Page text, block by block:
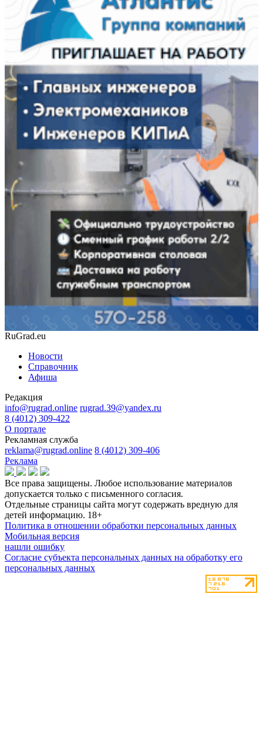
RuGrad.eu
Новости
Справочник
Афиша
Редакция
info@rugrad.online rugrad.39@yandex.ru
8 (4012) 309-422
О портале
Рекламная служба
reklama@rugrad.online 8 (4012) 309-406
Реклама
Все права защищены. Любое использование материалов
допускается только с письменного согласия.
Отдельные страницы сайта могут содержать вредную для
детей информацию. 18+
Политика в отношении обработки персональных данных
Мобильная версия
нашли ошибку
Согласие субъекта персональных данных на обработку его
персональных данных